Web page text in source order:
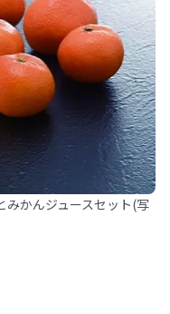
みかんジュースセット(写